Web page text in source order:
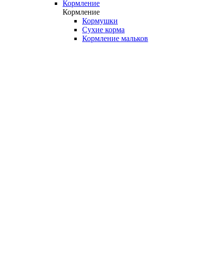
Кормление
Кормление
Кормушки
Сухие корма
Кормление мальков